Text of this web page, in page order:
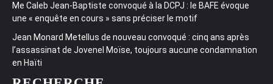
Me Caleb Jean-Baptiste convoqué à la DCPJ : le BAFE évoque
une « enquête en cours » sans préciser le motif
Jean Monard Metellus de nouveau convoqué : cinq ans après
l’assassinat de Jovenel Moïse, toujours aucune condamnation
en Haïti